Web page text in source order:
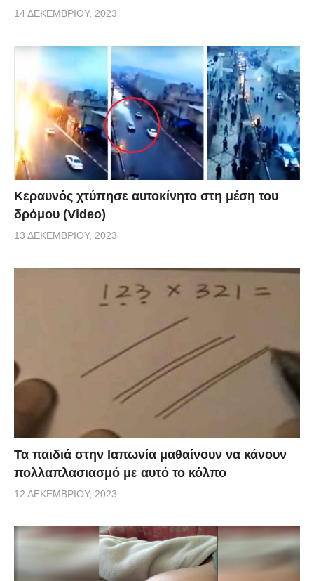
14 ΔΕΚΕΜΒΡΊΟΥ, 2023
Κεραυνός χτύπησε αυτοκίνητο στη μέση του
δρόμου (Video)
13 ΔΕΚΕΜΒΡΊΟΥ, 2023
Τα παιδιά στην Ιαπωνία μαθαίνουν να κάνουν
πολλαπλασιασμό με αυτό το κόλπο
12 ΔΕΚΕΜΒΡΊΟΥ, 2023